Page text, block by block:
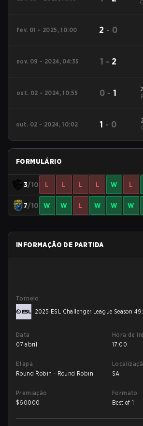
fev. 01 - 2025, 10:00 2 - 0
nov. 09 - 2024, 04:35 1 - 2
out. 02 - 2024, 10:55 0 -1
out. 02 - 2024, 10:02 1 - 0
FORMULÁRIO
3/10 L L L L W L
7/10 W W L W W W
INFORMAÇÃO DE PARTIDA
Torneio
2025 ESL Challenger League Season
Data
07 abril
Hora de
17:00
Etapa
Round Robin - Round Robin
SA
Premiação
$60000
Formato
Best of 1